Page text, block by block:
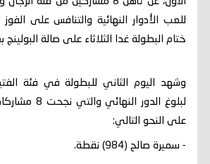
للعب الأدوار النهائية والتنافس على الفوز
ختام البطولة غدا الثلاثاء على صالة
وشهد اليوم الثاني للبطولة في فئة
لبلوغ الدور
على النحو التالي:
- سميرة صالح (984) نقطة.